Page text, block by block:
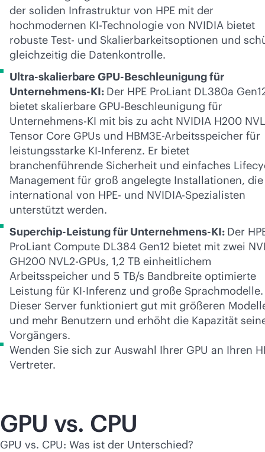
der soliden Infrastruktur von HPE mit der
hochmodernen KI-Technologie von NVIDIA bietet
robuste Test- und Skalierbarkeitsoptionen und
gleichzeitig die Datenkontrolle.
Ultra-skalierbare GPU-Beschleunigung für
Unternehmens-KI: Der HPE ProLiant DL380a
bietet skalierbare GPU-Beschleunigung für
Unternehmens-KI mit bis zu acht NVIDIA H200
Tensor Core GPUs und HBM3E-Arbeitsspeicher für
leistungsstarke KI-Inferenz. Er bietet
branchenführende Sicherheit und einfaches
Management für groß angelegte Installationen, die
international von HPE- und NVIDIA-Spezialisten
unterstützt werden.
Superchip-Leistung für Unternehmens-KI: Der
ProLiant Compute DL384 Gen12 bietet mit zwei
GH200 NVL2-GPUs, 1,2 TB einheitlichem
Arbeitsspeicher und 5 TB/s Bandbreite optimierte
Leistung für KI-Inferenz und große Sprachmodelle.
Dieser Server funktioniert gut mit größeren
und mehr Benutzern und erhöht die Kapazität
Vorgängers.
Wenden Sie sich zur Auswahl Ihrer GPU an Ihren
Vertreter.
GPU vs. CPU
GPU vs. CPU: Was ist der Unterschied?